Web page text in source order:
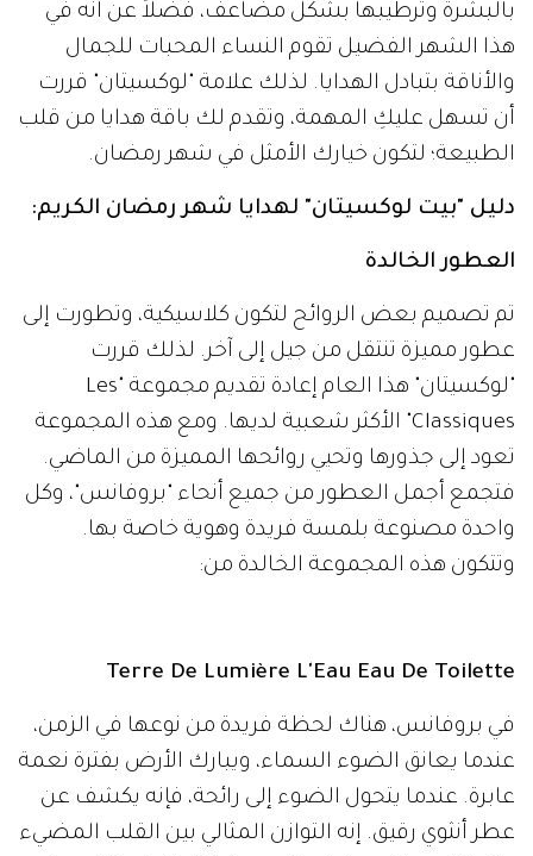
بالبشرة وترطيبها بشكل مضاعف، فضلاً عن أنه في
هذا الشهر الفضيل تقوم النساء المحبات للجمال
والأناقة بتبادل الهدايا. لذلك علامة "لوكسيتان" قررت
أن تسهل عليكِ المهمة، وتقدم لك باقة هدايا من قلب
الطبيعة؛ لتكون خيارك الأمثل في شهر رمضان.
دليل "بيت لوكسيتان" لهدايا شهر رمضان الكريم:
العطور الخالدة
تم تصميم بعض الروائح لتكون كلاسيكية، وتطورت إلى
عطور مميزة تنتقل من جيل إلى آخر. لذلك قررت
"لوكسيتان" هذا العام إعادة تقديم مجموعة "Les
Classiques" الأكثر شعبية لديها. ومع هذه المجموعة
تعود إلى جذورها وتحيي روائحها المميزة من الماضي.
فتجمع أجمل العطور من جميع أنحاء "بروفانس"، وكل
واحدة مصنوعة بلمسة فريدة وهوية خاصة بها.
وتتكون هذه المجموعة الخالدة من:
Terre De Lumière L'Eau Eau De Toilette
في بروفانس، هناك لحظة فريدة من نوعها في الزمن،
عندما يعانق الضوء السماء، ويبارك الأرض بفترة نعمة
عابرة. عندما يتحول الضوء إلى رائحة، فإنه يكشف عن
عطر أنثوي رقيق. إنه التوازن المثالي بين القلب المضيء